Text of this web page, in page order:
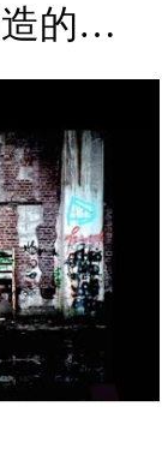
A-pop art works 〜 創造的破壊主義